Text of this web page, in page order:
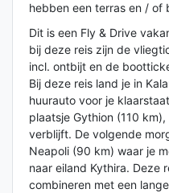
hebben een terras en / of
Dit is een Fly & Drive
bij deze reis zijn de
incl. ontbijt en de
Bij deze reis land je in
huurauto voor je
plaatsje Gythion (110
verblijft. De volgende
Neapoli (90 km) waar je
naar eiland Kythira. Deze
combineren met een